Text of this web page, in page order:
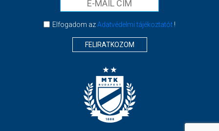
Elfogadom azAdatvédelmi tájékoztatót!
FELIRATKOZOM